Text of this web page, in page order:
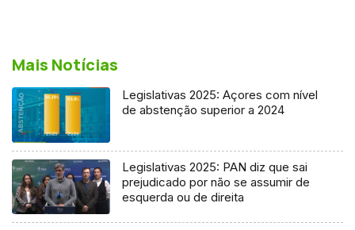
Mais Notícias
Legislativas 2025: Açores com nível
de abstenção superior a 2024
Legislativas 2025: PAN diz que sai
prejudicado por não se assumir de
esquerda ou de direita